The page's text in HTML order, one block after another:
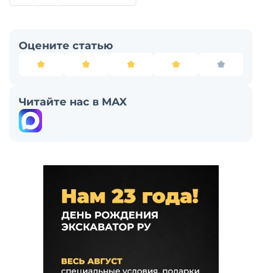
Оцените статью
Читайте нас в MAX